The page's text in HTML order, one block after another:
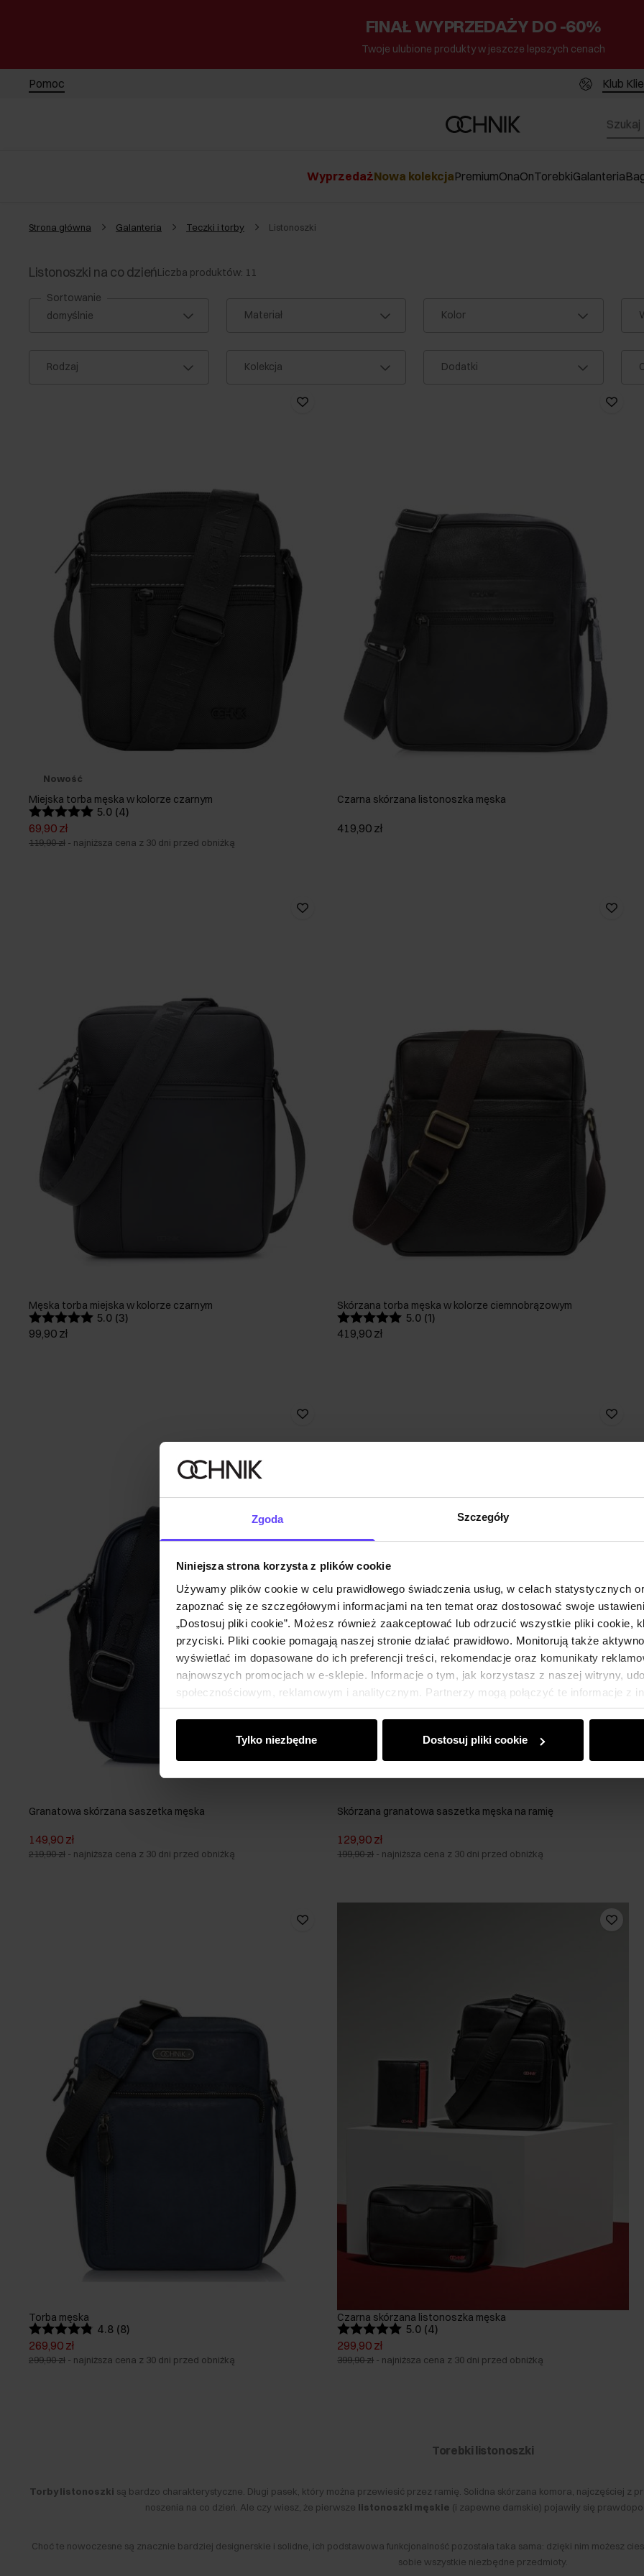
Zgoda Szczegóły
Niniejsza strona korzysta z plików cookie
Używamy plików cookie w celu prawidłowego świadczenia usług, w celach statystycznych
zapoznać się ze szczegółowymi informacjami na ten temat oraz dostosować swoje
„Dostosuj pliki cookie”. Możesz również zaakceptować lub odrzucić wszystkie pliki cookie,
przyciski. Pliki cookie pomagają naszej stronie działać prawidłowo. Monitorują także
wyświetlać im dopasowane do ich preferencji treści, rekomendacje oraz komunikaty
najnowszych promocjach w e-sklepie. Informacje o tym, jak korzystasz z naszej witryny,
społecznościowym, reklamowym i analitycznym. Partnerzy mogą połączyć te informacje z
od Ciebie lub uzyskanymi podczas korzystania z ich usług.
Tylko niezbędne Dostosuj pliki cookie
FINAŁ WYPRZEDAŻY DO -60%
Twoje ulubione produkty w jeszcze lepszych cenach
Pomoc Klub
WyprzedażNowa kolekcjaPremiumOnaOnTorebkiGalanteria
Strona główna Galanteria Teczki i torby Listonoszki
Listonoszki na co dzieńLiczba produktów: 11
Sortowanie
Materiał
Kolor
Rodzaj Kolekcja Dodatki
Nowość
Miejska torba męska w kolorze czarnym
5.0 (4)
69,90 zł
119,90 zł - najniższa cena z 30 dni przed obniżką
Czarna skórzana listonoszka męska
419,90 zł
Męska torba miejska w kolorze czarnym
5.0 (3)
99,90 zł
Skórzana torba męska w kolorze ciemnobrązowym
5.0 (1)
419,90 zł
Granatowa skórzana saszetka męska
149,90 zł
219,90 zł - najniższa cena z 30 dni przed obniżką
Skórzana granatowa saszetka męska na ramię
129,90 zł
199,90 zł - najniższa cena z 30 dni przed obniżką
Torba męska
4.8 (8)
269,90 zł
299,90 zł - najniższa cena z 30 dni przed obniżką
Czarna skórzana listonoszka męska
5.0 (4)
299,90 zł
399,90 zł - najniższa cena z 30 dni przed obniżką
Torebki listonoszki
Torby listonoszki są bardzo charakterystyczne. Długi pasek, który można przewiesić przez ramię. Solidna skórzana komora, najczęściej z
noszenia na co dzień. Ale czy wiesz, że pierwsze listonoszki męskie (i zapewne damskie) pojawiły się
Choć te nowoczesne są znacznie bardziej designerskie i solidne, ich podstawowa funkcjonalność pozostała taka sama: dzięki nim możesz
sobie wszystkie niezbędne przedmioty.